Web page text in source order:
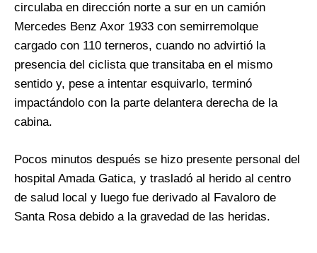
circulaba en dirección norte a sur en un camión
Mercedes Benz Axor 1933 con semirremolque
cargado con 110 terneros, cuando no advirtió la
presencia del ciclista que transitaba en el mismo
sentido y, pese a intentar esquivarlo, terminó
impactándolo con la parte delantera derecha de la
cabina.
Pocos minutos después se hizo presente personal del
hospital Amada Gatica, y trasladó al herido al centro
de salud local y luego fue derivado al Favaloro de
Santa Rosa debido a la gravedad de las heridas.